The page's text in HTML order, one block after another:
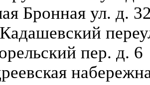
Бронная ул. д.
пер. д. 6